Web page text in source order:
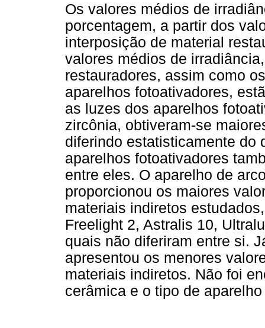
Os valores médios de
porcentagem, a partir dos
interposição de material
valores médios de
restauradores, assim como
aparelhos fotoativadores,
as luzes dos aparelhos
zircônia, obtiveram-se
diferindo estatisticamente do
aparelhos fotoativadores
entre eles. O aparelho de
proporcionou os maiores
materiais indiretos
Freelight 2, Astralis 10,
quais não diferiram entre si.
apresentou os menores
materiais indiretos. Não foi
cerâmica e o tipo de